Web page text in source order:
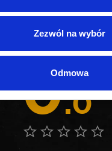
Zezwól na wybór
Odmowa
opinii czy
którzy rzeczywiście
produktu lub go
0.0
0 opinii